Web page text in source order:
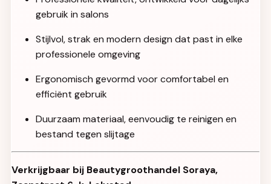
gebruik in salons
Stijlvol, strak en modern design dat past in elke
professionele omgeving
Ergonomisch gevormd voor comfortabel en
efficiënt gebruik
Duurzaam materiaal, eenvoudig te reinigen en
bestand tegen slijtage
Verkrijgbaar bij Beautygroothandel Soraya,